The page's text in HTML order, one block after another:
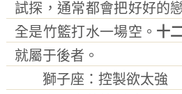
試探，通常都會把好好的
全是竹籃打水一場空。 十
就屬于後者。
獅子座：控製欲太強